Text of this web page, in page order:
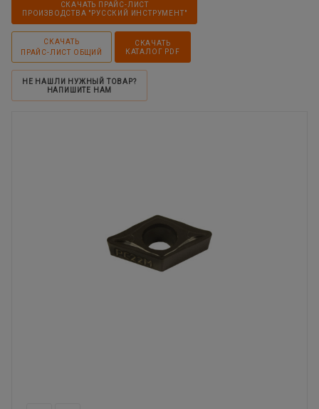
СКАЧАТЬ ПРАЙС-ЛИСТ
ПРОИЗВОДСТВА "РУССКИЙ ИНСТРУМЕНТ"
СКАЧАТЬ
ПРАЙС-ЛИСТ ОБЩИЙ
СКАЧАТЬ
КАТАЛОГ PDF
НЕ НАШЛИ НУЖНЫЙ ТОВАР?
НАПИШИТЕ НАМ